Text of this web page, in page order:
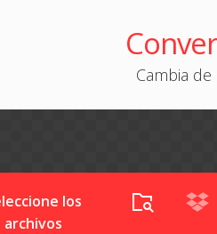
Cambia
los
archivos